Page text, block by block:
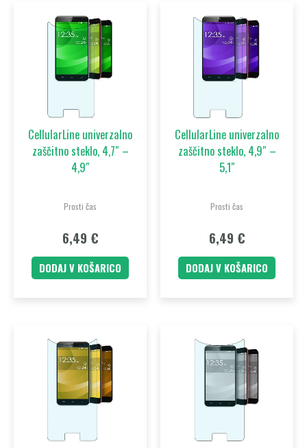
CellularLine univerzalno
zaščitno steklo, 4,7″ –
4,9″
Prosti čas
6,49 €
DODAJ V KOŠARICO
CellularLine univerzalno
zaščitno steklo, 4,9″ –
5,1″
Prosti čas
6,49 €
DODAJ V KOŠARICO